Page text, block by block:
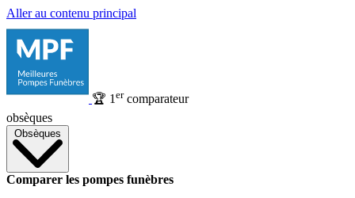
Aller au contenu principal
🏆 1 ercomparateur
obsèques
Obsèques
Comparer les pompes funèbres